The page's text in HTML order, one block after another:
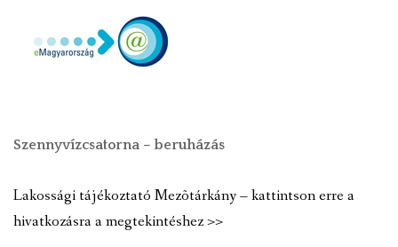
Szennyvízcsatorna – beruházás
Lakossági tájékoztató Mezõtárkány – kattintson erre a
hivatkozásra a megtekintéshez >>